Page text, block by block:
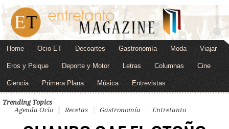
Home Ocio ET Decoartes Gastronomía Moda Viajar
Eros y Psique Deporte y Motor Letras Columnas Cine
Ciencia Primera Plana Música Entrevistas
Trending Topics
Agenda Ocio
Recetas Gastronomía Entretanto